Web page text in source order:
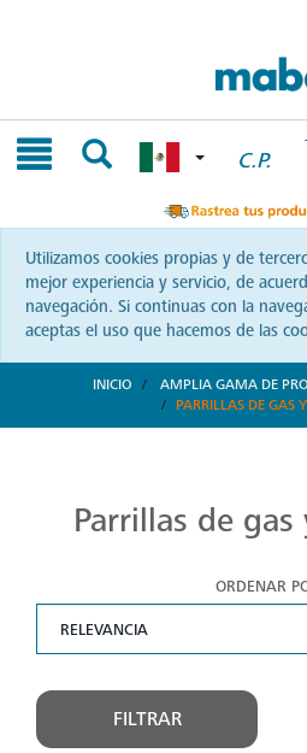
C.P.
Utilizamos cookies propias y de
mejor experiencia y servicio, de
navegación. Si continuas con la
aceptas el uso que hacemos de las
INICIO
AMPLIA GAMA DE
PARRILLAS DE GAS
Parrillas de gas
ORDENAR
FILTRAR